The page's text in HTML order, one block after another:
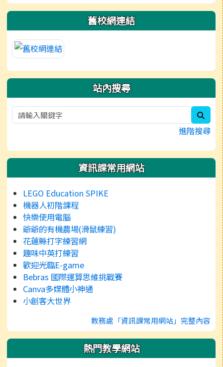
舊校網連結
站內搜尋
進階搜尋
資訊課常用網站
LEGO Education SPIKE
機器人初階課程
快樂使用電腦
爺爺的有機農場(滑鼠練習)
花蓮縣打字練習網
趣味中英打練習
歡迎光臨E-game
Bebras 國際運算思維挑戰賽
Canva多媒體小神通
小創客大世界
教務處「資訊課常用網站」完整內容
熱門教學網站